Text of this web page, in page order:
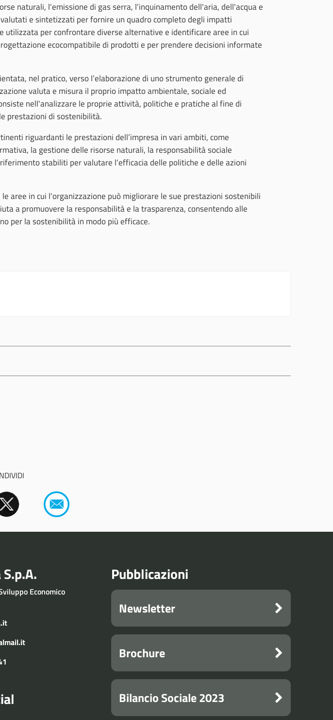
naturali, l'emissione di gas serra, l'inquinamento dell'aria, dell'acqua e
e sintetizzati per fornire un quadro completo degli impatti
per confrontare diverse alternative e identificare aree in cui
ecocompatibile di prodotti e per prendere decisioni informate
nel pratico, verso l’elaborazione di uno strumento generale di
valuta e misura il proprio impatto ambientale, sociale ed
nell'analizzare le proprie attività, politiche e pratiche al fine di
prestazioni di sostenibilità.
riguardanti le prestazioni dell’impresa in vari ambiti, come
la gestione delle risorse naturali, la responsabilità sociale
stabiliti per valutare l'efficacia delle politiche e delle azioni
aree in cui l'organizzazione può migliorare le sue prestazioni sostenibili
a promuovere la responsabilità e la trasparenza, consentendo alle
per la sostenibilità in modo più efficace.
Economico
Pubblicazioni
Newsletter
Brochure
Bilancio Sociale 2023